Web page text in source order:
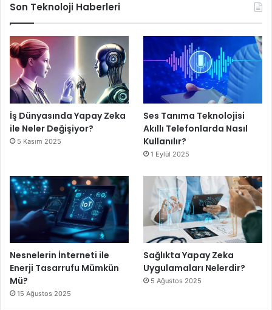
Son Teknoloji Haberleri
İş Dünyasında Yapay Zeka
ile Neler Değişiyor?
5 Kasım 2025
Ses Tanıma Teknolojisi
Akıllı Telefonlarda Nasıl
Kullanılır?
1 Eylül 2025
Nesnelerin İnterneti ile
Enerji Tasarrufu Mümkün
Mü?
15 Ağustos 2025
Sağlıkta Yapay Zeka
Uygulamaları Nelerdir?
5 Ağustos 2025